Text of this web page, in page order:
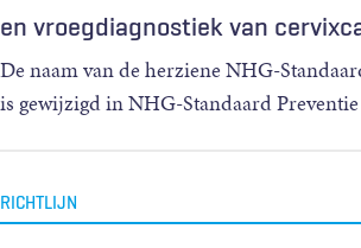
en vroegdiagnostiek van
De naam van de herziene NHG-
is gewijzigd in NHG-Standaard
RICHTLIJN